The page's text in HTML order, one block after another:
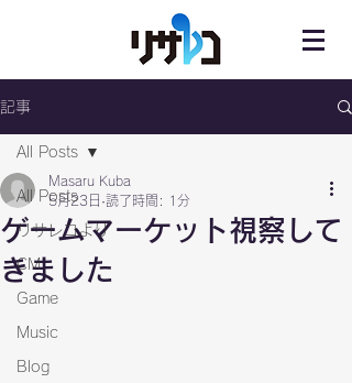
記事
All Posts
リサレコより
CM
Game
Music
Blog
All Posts
ゲームマーケット視察して
きました
Masaru Kuba
5月23日 読了時間: 1分